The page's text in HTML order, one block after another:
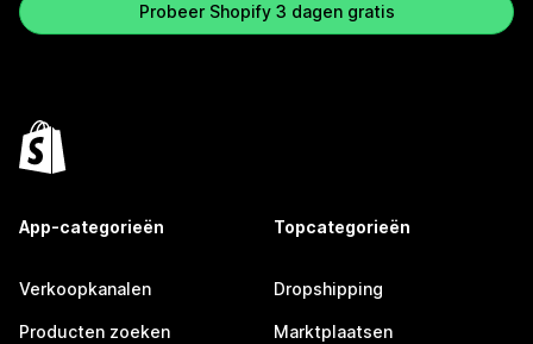
Probeer Shopify 3 dagen gratis
App-categorieën
Verkoopkanalen
Producten zoeken
Topcategorieën
Dropshipping
Marktplaatsen